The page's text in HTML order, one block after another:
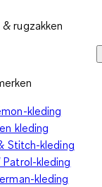
& rugzakken
kleding
kleding
Stitch-kleding
Patrol-kleding
kleding